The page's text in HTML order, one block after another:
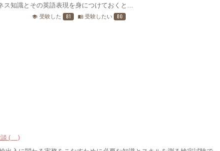
ス知識とその英語表現を身につけておくと...
school 受験した 81 menu_book 受験したい 80
談 (1)